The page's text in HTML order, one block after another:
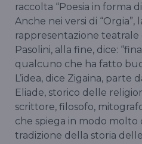
raccolta “Poesia in forma
Anche nei versi di “Orgia”,
rappresentazione teatrale
Pasolini, alla fine, dice:
qualcuno che ha fatto
L’idea, dice Zigaina, parte
Eliade, storico delle
scrittore, filosofo,
che spiega in modo molto
tradizione della storia